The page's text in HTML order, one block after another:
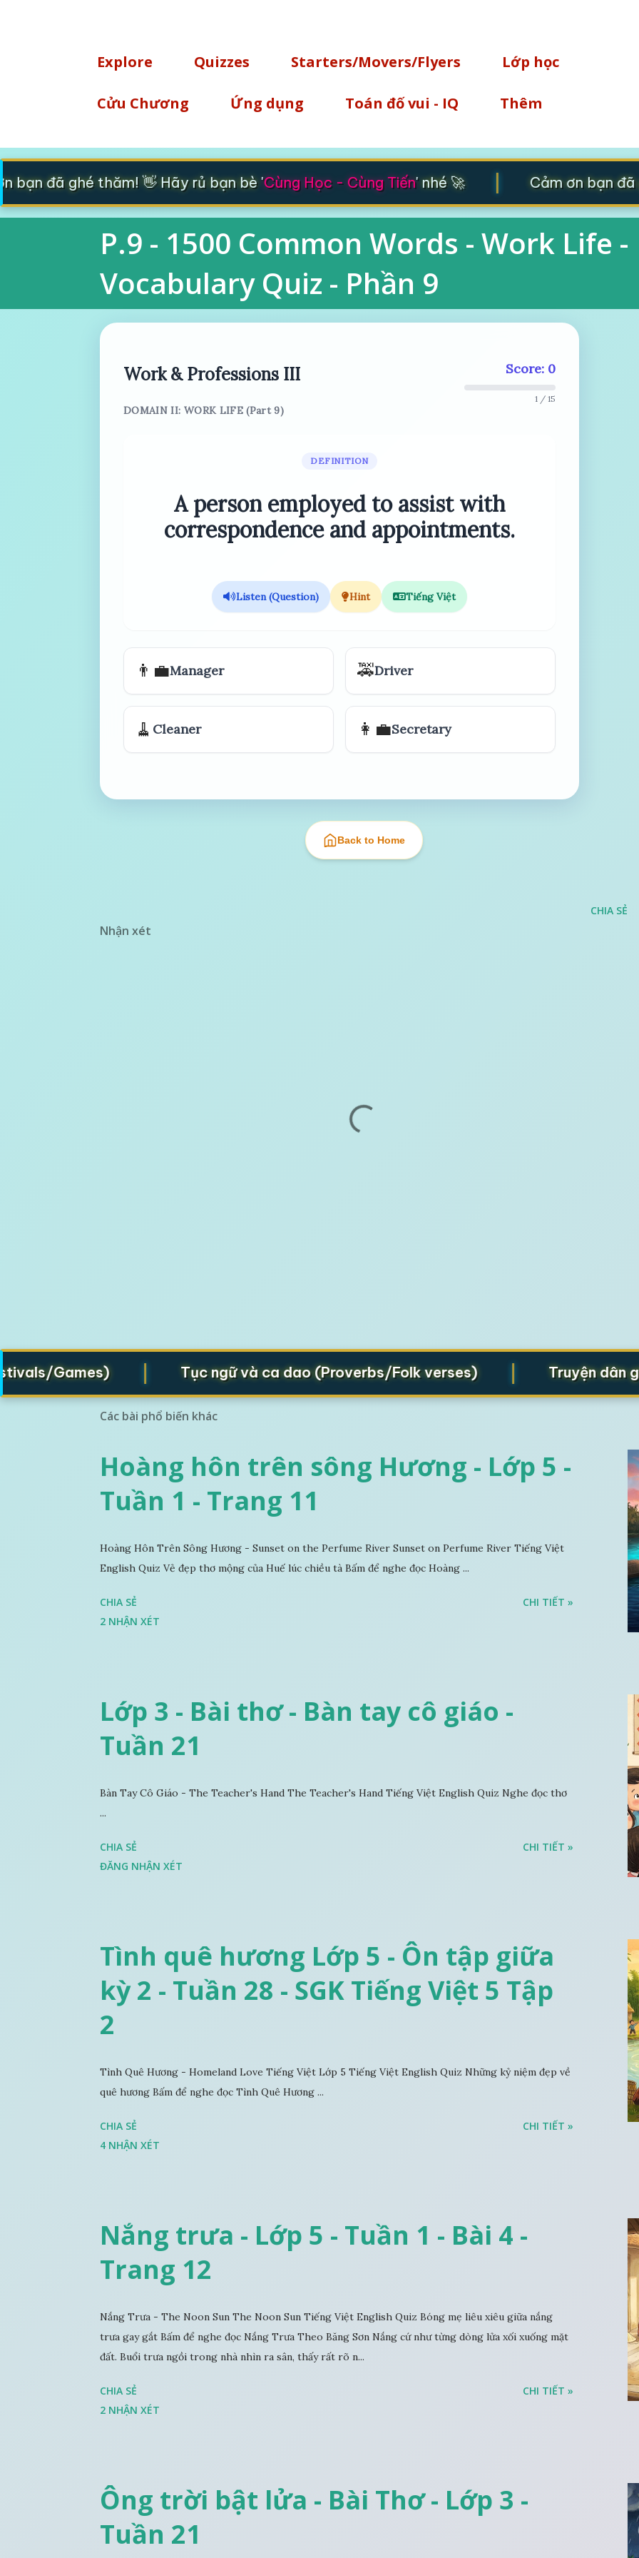
Explore
Quizzes Starters/Movers/Flyers Lớp học
Cửu Chương Ứng dụng Toán đố vui - IQ Thêm
bạn đã ghé thăm! 👋 Hãy rủ bạn bè 'Cùng Học - Cùng Tiến' nhé 🚀 Cảm ơn bạn đã
P.9 - 1500 Common Words - Work Life -
Vocabulary Quiz - Phần 9
Work & Professions III
DOMAIN II: WORK LIFE (Part 9)
Score: 0
1 / 15
DEFINITION
A person employed to assist with
correspondence and appointments.
Listen (Question) Hint Tiếng Việt
👨‍💼Manager 🚕Driver
🧹 Cleaner 👩‍💼Secretary
Back to Home
CHIA SẺ
Nhận xét
Games) | Tục ngữ và ca dao (Proverbs/Folk verses) | Truyện dân gian
Các bài phổ biến khác
Hoàng hôn trên sông Hương - Lớp 5 -
Tuần 1 - Trang 11
Hoàng Hôn Trên Sông Hương - Sunset on the Perfume River Sunset on Perfume River Tiếng Việt
English Quiz Vẻ đẹp thơ mộng của Huế lúc chiều tà Bấm để nghe đọc Hoàng ...
CHIA SẺ
2 NHẬN XÉT
CHI TIẾT »
Lớp 3 - Bài thơ - Bàn tay cô giáo -
Tuần 21
Bàn Tay Cô Giáo - The Teacher's Hand The Teacher's Hand Tiếng Việt English Quiz Nghe đọc thơ
...
CHIA SẺ
ĐĂNG NHẬN XÉT
CHI TIẾT »
Tình quê hương Lớp 5 - Ôn tập giữa
kỳ 2 - Tuần 28 - SGK Tiếng Việt 5 Tập
2
Tình Quê Hương - Homeland Love Tiếng Việt Lớp 5 Tiếng Việt English Quiz Những kỷ niệm đẹp về
quê hương Bấm để nghe đọc Tình Quê Hương ...
CHIA SẺ
4 NHẬN XÉT
CHI TIẾT »
Nắng trưa - Lớp 5 - Tuần 1 - Bài 4 -
Trang 12
Nắng Trưa - The Noon Sun The Noon Sun Tiếng Việt English Quiz Bóng mẹ liêu xiêu giữa nắng
trưa gay gắt Bấm để nghe đọc Nắng Trưa Theo Băng Sơn Nắng cứ như từng dòng lửa xối xuống mặt
đất. Buổi trưa ngồi trong nhà nhìn ra sân, thấy rất rõ n...
CHIA SẺ
2 NHẬN XÉT
CHI TIẾT »
Ông trời bật lửa - Bài Thơ - Lớp 3 -
Tuần 21